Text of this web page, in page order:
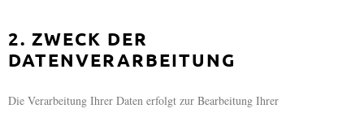
2. ZWECK DER
DATENVERARBEITUNG
Die Verarbeitung Ihrer Daten erfolgt zur Bearbeitung Ihrer